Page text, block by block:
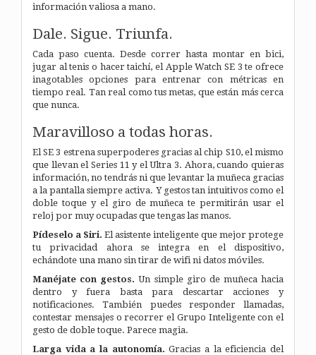
información valiosa a mano.
Dale. Sigue. Triunfa.
Cada paso cuenta. Desde correr hasta montar en bici,
jugar al tenis o hacer taichí, el Apple Watch SE 3 te ofrece
inagotables opciones para entrenar con métricas en
tiempo real. Tan real como tus metas, que están más cerca
que nunca.
Maravilloso a todas horas.
El SE 3 estrena superpoderes gracias al chip S10, el mismo
que llevan el Series 11 y el Ultra 3. Ahora, cuando quieras
información, no tendrás ni que levantar la muñeca gracias
a la pantalla siempre activa. Y gestos tan intuitivos como el
doble toque y el giro de muñeca te permitirán usar el
reloj por muy ocupadas que tengas las manos.
Pídeselo a Siri. El asistente inteligente que mejor protege
tu privacidad ahora se integra en el dispositivo,
echándote una mano sin tirar de wifi ni datos móviles.
Manéjate con gestos. Un simple giro de muñeca hacia
dentro y fuera basta para descartar acciones y
notificaciones. También puedes responder llamadas,
contestar mensajes o recorrer el Grupo Inteligente con el
gesto de doble toque. Parece magia.
Larga vida a la autonomía. Gracias a la eficiencia del